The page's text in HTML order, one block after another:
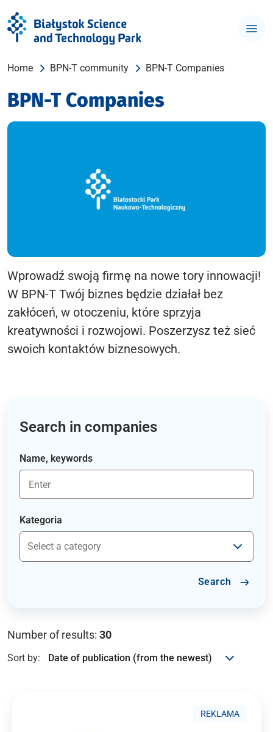
Home BPN-T community BPN-T Companies
BPN-T Companies
Wprowadź swoją firmę na nowe tory innowacji!
W BPN-T Twój biznes będzie działał bez
zakłóceń, w otoczeniu, które sprzyja
kreatywności i rozwojowi. Poszerzysz też sieć
swoich kontaktów biznesowych.
Search in companies
Name, keywords
Kategoria
Search
Number of results: 30
Sort by:
REKLAMA